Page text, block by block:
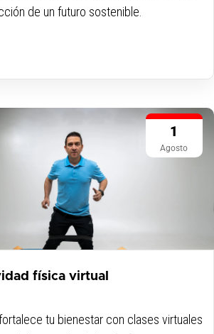
de un futuro sostenible.
1
Agosto
física virtual
tu bienestar con clases virtuales